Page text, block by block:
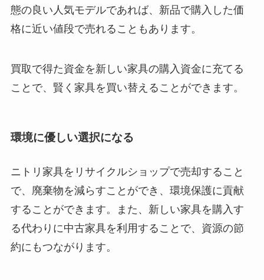
態の良い人気モデルであれば、新品で購入した価
格に近い値段で売れることもあります。
買取で得た資金を新しい家具の購入資金に充てる
ことで、賢く家具を買い替えることができます。
環境に優しい選択になる
ニトリ家具をリサイクルショップで売却すること
で、廃棄物を減らすことができ、環境保護に貢献
することができます。また、新しい家具を購入す
る代わりに中古家具を利用することで、資源の節
約にもつながります。